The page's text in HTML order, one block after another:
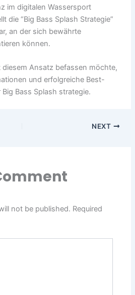
im digitalen Wassersport
die “Big Bass Splash Strategie”
an der sich bewährte
können.
Ansatz befassen möchte,
und erfolgreiche Best-
Bass Splash strategie.
NEXT
not be published. Required